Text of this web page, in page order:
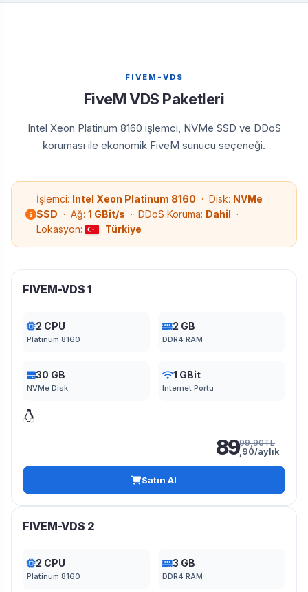
FIVEM-VDS
FiveM VDS Paketleri
Intel Xeon Platinum 8160 işlemci, NVMe SSD ve DDoS
koruması ile ekonomik FiveM sunucu seçeneği.
İşlemci: Intel Xeon Platinum 8160 · Disk: NVMe
SSD · Ağ: 1 GBit/s · DDoS Koruma: Dahil ·
Lokasyon:
Türkiye
FIVEM-VDS 1
2 CPU
Platinum 8160
2 GB
DDR4 RAM
30 GB
NVMe Disk
1 GBit
Internet Portu
8999,90TL
,90/aylık
Satın Al
FIVEM-VDS 2
2 CPU
Platinum 8160
3 GB
DDR4 RAM